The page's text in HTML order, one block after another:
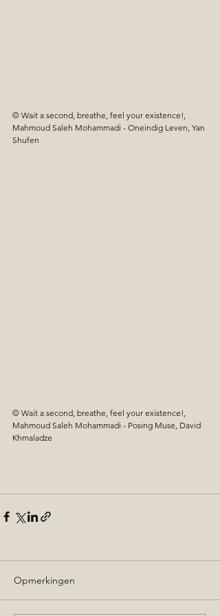
© Wait a second, breathe, feel your existence!,
Mahmoud Saleh Mohammadi - Oneindig Leven, Yan
Shufen
© Wait a second, breathe, feel your existence!,
Mahmoud Saleh Mohammadi - Posing Muse, David
Khmaladze
Opmerkingen